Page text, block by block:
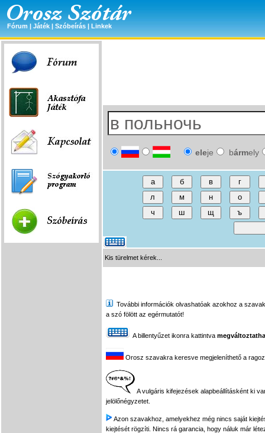
Fórum | Játék | Szóbeírás | Linkek
eleje bármely
Kis türelmet kérek...
További információk olvashatóak azokhoz a
a szó fölött az egérmutatót!
A billentyűzet ikonra kattintva
Orosz szavakra keresve megjeleníthető a
A vulgáris kifejezések alapbeállításként ki
jelölőnégyzetet.
Azon szavakhoz, amelyekhez még nincs saját
kiejtését rögzíti. Nincs rá garancia, hogy náluk már